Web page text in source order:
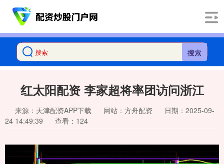
搜索
红太阳配资 李家超将率团访问浙江
来源：天津配资APP下载 网站：方舟配资
日期：2025-09-
24 14:49:39
查看：124